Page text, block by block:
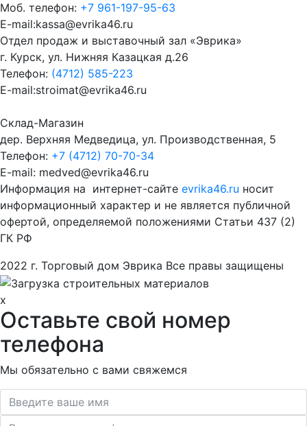
Моб. телефон: +7 961-197-95-63
E-mail:kassa@evrika46.ru
Отдел продаж и выставочный зал «Эврика»
г. Курск, ул. Нижняя Казацкая д.26
Телефон: (4712) 585-223
E-mail:stroimat@evrika46.ru
Склад-Магазин
дер. Верхняя Медведица, ул. Производственная, 5
Телефон: +7 (4712) 70-70-34
E-mail: medved@evrika46.ru
Информация на интернет-сайте evrika46.ru носит
информационный характер и не является публичной
офертой, определяемой положениями Статьи 437 (2)
ГК РФ
2022 г. Торговый дом Эврика Все правы защищены
x
Оставьте свой номер
телефона
Мы обязательно с вами свяжемся